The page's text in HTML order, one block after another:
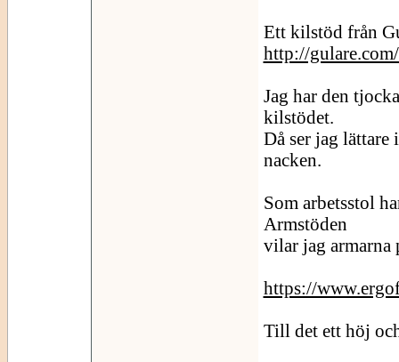
Ett kilstöd från
http://
Jag har den
kilstödet.
Då ser jag lättare
nacken.
Som arbetsstol
Armstöden
vilar jag armarna
https://
Till det ett höj